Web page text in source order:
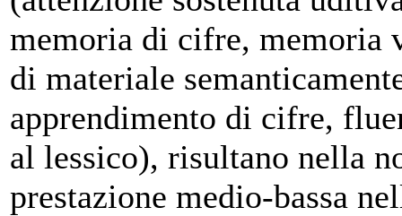
memoria di cifre, memoria
di materiale
apprendimento di cifre,
al lessico), risultano nella
prestazione medio-bassa